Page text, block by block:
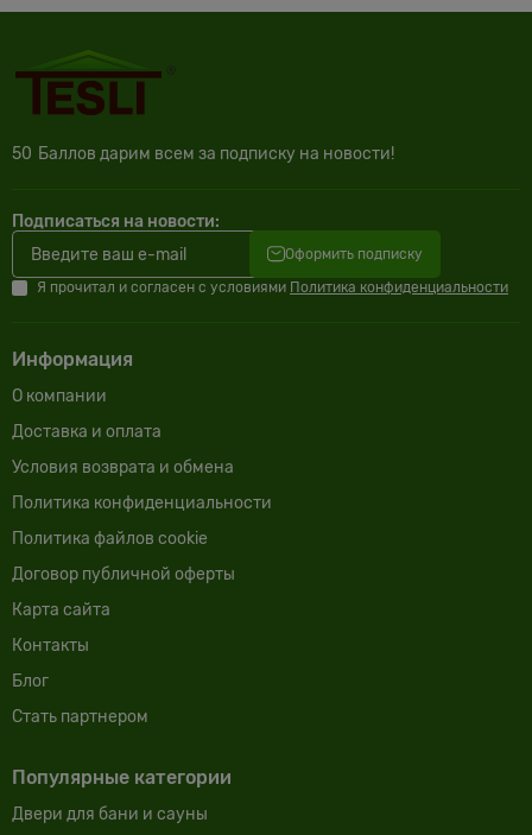
50 Баллов дарим всем за подписку на новости!
Подписаться на новости:
Оформить подписку
Я прочитал и согласен с условиями Политика конфиденциальности
Информация
О компании
Доставка и оплата
Условия возврата и обмена
Политика конфиденциальности
Политика файлов cookie
Договор публичной оферты
Карта сайта
Контакты
Блог
Cтать партнером
Популярные категории
Двери для бани и сауны